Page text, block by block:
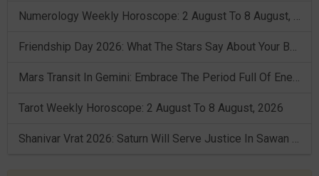
Numerology Weekly Horoscope: 2 August To 8 August, 2026
Friendship Day 2026: What The Stars Say About Your Best Friend!
Mars Transit In Gemini: Embrace The Period Full Of Energy & Intelligence
Tarot Weekly Horoscope: 2 August To 8 August, 2026
Shanivar Vrat 2026: Saturn Will Serve Justice In Sawan Month!